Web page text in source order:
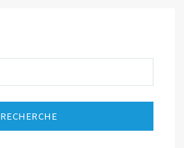
RECHERCHE